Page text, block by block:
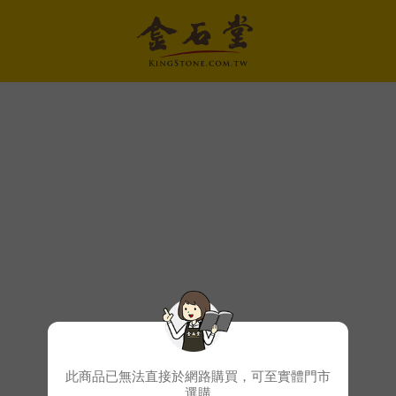
此商品已無法直接於網路購買，可至實體門市
選購